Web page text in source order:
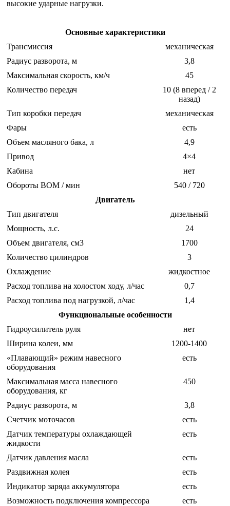
высокие ударные нагрузки.
Основные характеристики
Трансмиссия
механическая
Радиус разворота, м
3,8
Максимальная скорость, км/ч
45
Количество передач
10 (8 вперед / 2
назад)
Тип коробки передач
механическая
Фары
есть
Объем масляного бака, л
4,9
Привод
4×4
Кабина
нет
Обороты ВОМ / мин
540 / 720
Двигатель
Тип двигателя
дизельный
Мощность, л.с.
24
Объем двигателя, см3
1700
Количество цилиндров
3
Охлаждение
жидкостное
Расход топлива на холостом ходу, л/час
0,7
Расход топлива под нагрузкой, л/час
1,4
Функциональные особенности
Гидроусилитель руля
нет
Ширина колеи, мм
1200-1400
«Плавающий» режим навесного
оборудования
есть
Максимальная масса навесного
оборудования, кг
450
Радиус разворота, м
3,8
Счетчик моточасов
есть
Датчик температуры охлаждающей
жидкости
есть
Датчик давления масла
есть
Раздвижная колея
есть
Индикатор заряда аккумулятора
есть
Возможность подключения компрессора
есть